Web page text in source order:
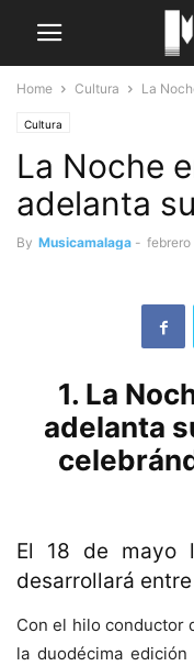
Home Cultura La
Cultura
La Noche
adelanta
By Musicamalaga - febrero
1. La
adelanta
El 18 de mayo
desarrollará
Con el hilo conductor
la duodécima